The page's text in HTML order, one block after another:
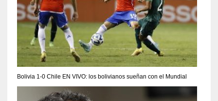
Bolivia 1-0 Chile EN VIVO: los bolivianos sueñan con el Mundial